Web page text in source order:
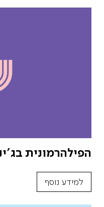
הפילהרמונית
למידע נוסף